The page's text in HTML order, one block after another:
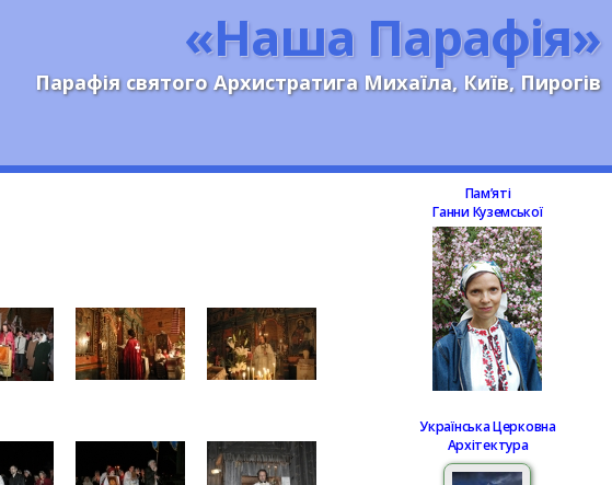
«Наша Парафія»
Парафія святого Архистратига Михаїла, Київ, Пирогів
Памʼяті
Ганни Куземської
Українська Церковна
Архітектура